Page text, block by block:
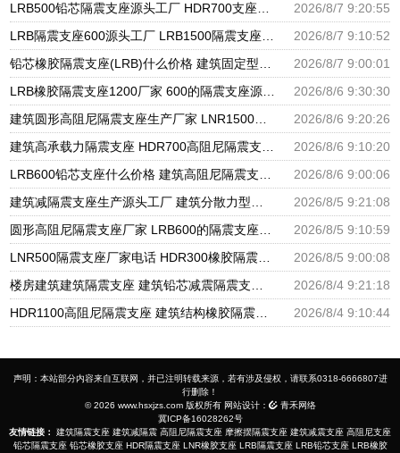
LRB500铅芯隔震支座源头工厂 HDR700支座生产厂家 LRB1000隔震支座
2026/8/7 9:20:55
LRB隔震支座600源头工厂 LRB1500隔震支座厂家 II型LRB铅芯橡胶隔震支座生产厂家
2026/8/7 9:10:52
铅芯橡胶隔震支座(LRB)什么价格 建筑固定型抗震支座 减振隔震支座厂家
2026/8/7 9:00:01
LRB橡胶隔震支座1200厂家 600的隔震支座源头工厂 隔震抗震支座生产厂家
2026/8/6 9:30:30
建筑圆形高阻尼隔震支座生产厂家 LNR1500天然橡胶隔震支座 隔震支座哪家高
2026/8/6 9:20:26
建筑高承载力隔震支座 HDR700高阻尼隔震支座厂家 高阻泥橡胶隔震支座
2026/8/6 9:10:20
LRB600铅芯支座什么价格 建筑高阻尼隔震支座生产厂家 LNR1000天然隔震支座
2026/8/6 9:00:06
建筑减隔震支座生产源头工厂 建筑分散力型隔震支座源头工厂 LNR1000天然橡胶隔震支座多少钱
2026/8/5 9:21:08
圆形高阻尼隔震支座厂家 LRB600的隔震支座源头工厂 隔震减震隔震支座源头工厂
2026/8/5 9:10:59
LNR500隔震支座厂家电话 HDR300橡胶隔震支座厂家 建筑隔震橡胶支座加工
2026/8/5 9:00:08
楼房建筑建筑隔震支座 建筑铅芯减震隔震支座生产厂家 阻尼隔震橡胶支座
2026/8/4 9:21:18
HDR1100高阻尼隔震支座 建筑结构橡胶隔震支座什么价格 HDR500高阻尼橡胶隔震支座生产厂家
2026/8/4 9:10:44
声明：本站部分内容来自互联网，并已注明转载来源，若有涉及侵权，请联系0318-6666807进
行删除！
© 2026 www.hsxjzs.com 版权所有 网站设计：
青禾网络
冀ICP备16028262号
友情链接：
建筑隔震支座 建筑减隔震 高阻尼隔震支座 摩擦摆隔震支座 建筑减震支座 高阻尼支座
铅芯隔震支座 铅芯橡胶支座 HDR隔震支座 LNR橡胶支座 LRB隔震支座 LRB铅芯支座 LRB橡胶